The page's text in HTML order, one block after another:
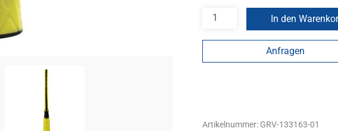
In den
Anfragen
Artikelnummer: GRV-133163-01